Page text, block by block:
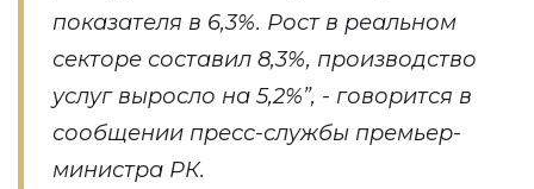
показателя в 6,3%. Рост в реальном
секторе составил 8,3%, производство
услуг выросло на 5,2%”, - говорится в
сообщении пресс-службы премьер-
министра РК.